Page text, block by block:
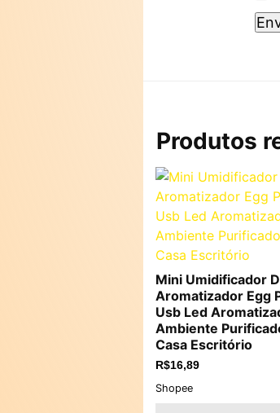
Produtos
Mini Umidificador
Aromatizador Egg
Usb Led
Ambiente
Casa Escritório
R$16,89
Shopee